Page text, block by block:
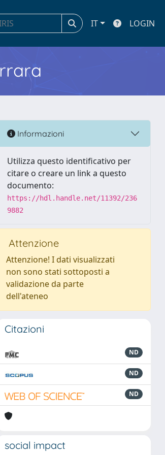
IT LOGIN
Informazioni
Utilizza questo identificativo per
citare o creare un link a questo
documento:
https://hdl.handle.net/11392/236
9882
Attenzione
Attenzione! I dati visualizzati
non sono stati sottoposti a
validazione da parte
dell'ateneo
Citazioni
ND
ND
ND
social impact